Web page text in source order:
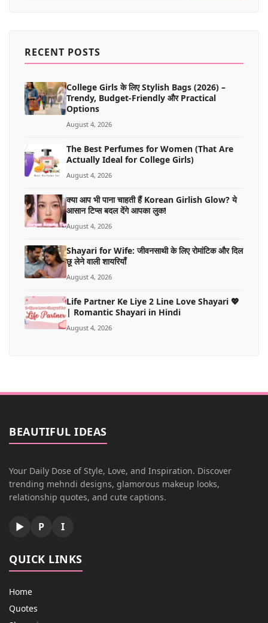
RECENT POSTS
College Girls के लिए Stylish Bags (2026) –
Trendy, Budget-Friendly और Practical
Options
August 4, 2026
The Best Perfumes for Women (That Are
Actually Ideal for College Girls)
August 4, 2026
क्या आप भी पाना चाहती हैं Korean Girlish Glow? ये
आसान टिप्स बदल देंगे आपका लुक!
August 4, 2026
Shayari for Wife: जीवनसाथी के लिए रोमांटिक और दिल
छू लेने वाली शायरियाँ
August 4, 2026
Life Partner Ke Liye 2 Line Love Shayari 💖
| Romantic Shayari in Hindi
August 4, 2026
BEAUTIFUL IDEAS
Your Daily Dose of Style, Love, and Inspiration. Discover
trending mehndi designs, glamorous makeup looks,
relationship quotes, and cute captions.
▶ P I
QUICK LINKS
Home
Quotes